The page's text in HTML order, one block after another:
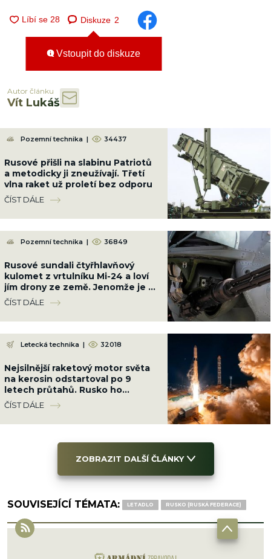
Diskuze 2
Vstoupit do diskuze
Autor článku
Vít Lukáš
Pozemní technika | 34437
Rusové přišli na slabinu Patriotů
a metodicky ji zneužívají. Třetí
vlna raket už proletí bez odporu
ČÍST DÁLE
Pozemní technika | 36849
Rusové sundali čtyřhlavňový
kulomet z vrtulníku Mi-24 a loví
jím drony ze země. Jenomže je až
příliš silný
ČÍST DÁLE
Letecká technika | 32018
Nejsilnější raketový motor světa
na kerosin odstartoval po 9
letech průtahů. Rusko ho
nacpalo do tří raket najednou
ČÍST DÁLE
ZOBRAZIT DALŠÍ ČLÁNKY
SOUVISEJÍCÍ TÉMATA: LETADLO RUSKO (RUSKÁ FEDERACE)